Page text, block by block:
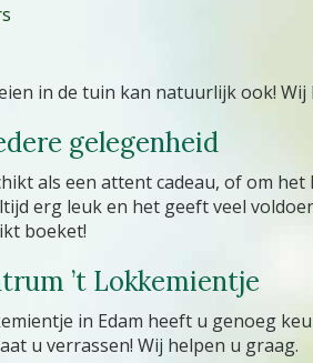
in de tuin kan natuurlijk ook!
gelegenheid
als een attent cadeau, of om
erg leuk en het geeft veel
boeket!
’t Lokkemientje
in Edam heeft u genoeg
u verrassen! Wij helpen u graag.